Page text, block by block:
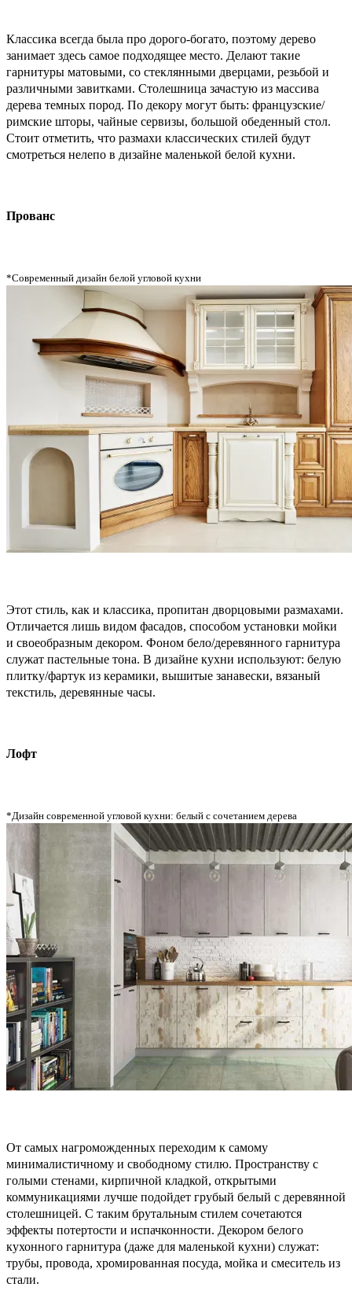
Классика всегда была про дорого-богато, поэтому дерево
занимает здесь самое подходящее место. Делают такие
гарнитуры матовыми, со стеклянными дверцами, резьбой и
различными завитками. Столешница зачастую из массива
дерева темных пород. По декору могут быть: французские/
римские шторы, чайные сервизы, большой обеденный стол.
Стоит отметить, что размахи классических стилей будут
смотреться нелепо в дизайне маленькой белой кухни.
Прованс
*Современный дизайн белой угловой кухни
Этот стиль, как и классика, пропитан дворцовыми размахами.
Отличается лишь видом фасадов, способом установки мойки
и своеобразным декором. Фоном бело/деревянного гарнитура
служат пастельные тона. В дизайне кухни используют: белую
плитку/фартук из керамики, вышитые занавески, вязаный
текстиль, деревянные часы.
Лофт
*Дизайн современной угловой кухни: белый с сочетанием дерева
От самых нагроможденных переходим к самому
минималистичному и свободному стилю. Пространству с
голыми стенами, кирпичной кладкой, открытыми
коммуникациями лучше подойдет грубый белый с деревянной
столешницей. С таким брутальным стилем сочетаются
эффекты потертости и испачконности. Декором белого
кухонного гарнитура (даже для маленькой кухни) служат:
трубы, провода, хромированная посуда, мойка и смеситель из
стали.